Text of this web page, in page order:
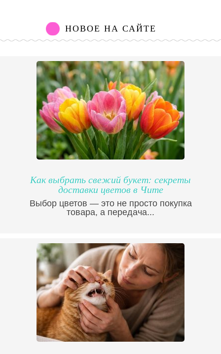
НОВОЕ НА САЙТЕ
Как выбрать свежий букет: секреты
доставки цветов в Чите
Выбор цветов — это не просто покупка
товара, а передача...